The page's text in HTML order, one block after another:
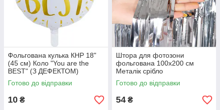
Фольгована кулька КНР 18"
(45 см) Коло "You are the
BEST" (З ДЕФЕКТОМ)
Готово до відправки
10 ₴
Штора для фотозони
фольгована 100х200 см
Металік срібло
Готово до відправки
54 ₴